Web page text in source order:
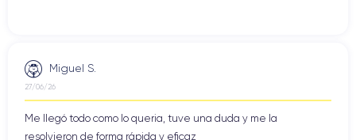
Miguel S.
27/06/26
Me llegó todo como lo queria, tuve una duda y me la
resolvieron de forma rápida y eficaz